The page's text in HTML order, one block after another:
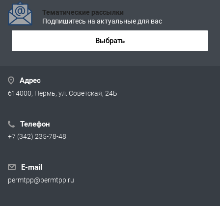
Тематические рассылки
Подпишитесь на актуальные для вас
Выбрать
Адрес
614000, Пермь, ул. Советская, 24Б
Телефон
+7 (342) 235-78-48
E-mail
permtpp@permtpp.ru